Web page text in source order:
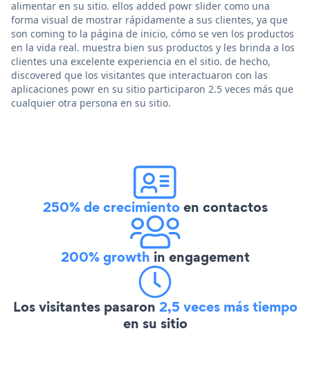
alimentar en su sitio. ellos added powr slider como una
forma visual de mostrar rápidamente a sus clientes, ya que
son coming to la página de inicio, cómo se ven los productos
en la vida real. muestra bien sus productos y les brinda a los
clientes una excelente experiencia en el sitio. de hecho,
discovered que los visitantes que interactuaron con las
aplicaciones powr en su sitio participaron 2.5 veces más que
cualquier otra persona en su sitio.
250% de crecimientoen contactos
200% growth in engagement
Los visitantes pasaron 2,5 veces más tiempo
en su sitio